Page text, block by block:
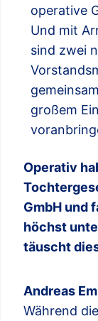
operative
Und mit
sind zwei
großem
Operativ
GmbH und
höchst
täuscht
Andreas
Während